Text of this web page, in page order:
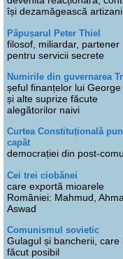
își dezamăgească
Păpușarul Peter Thiel
filosof, miliardar, partener
pentru servicii secrete
Numirile din guvernarea
șeful finanțelor lui George
și alte suprize făcute
alegătorilor naivi
Curtea Constituțională
capăt
democrației din post-
Cei trei ciobănei
care exportă mioarele
României: Mahmud,
Aswad
Comunismul sovietic
Gulagul și bancherii, care
făcut posibil